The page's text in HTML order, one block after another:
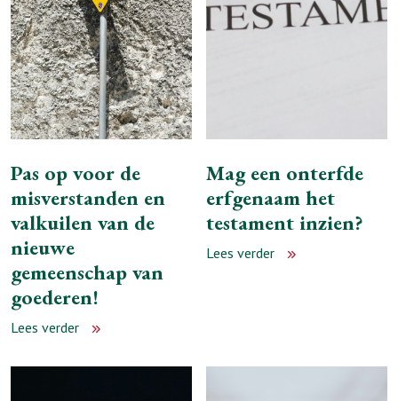
Pas op voor de
misverstanden en
valkuilen van de
nieuwe
gemeenschap van
goederen!
Lees verder
Mag een onterfde
erfgenaam het
testament inzien?
Lees verder